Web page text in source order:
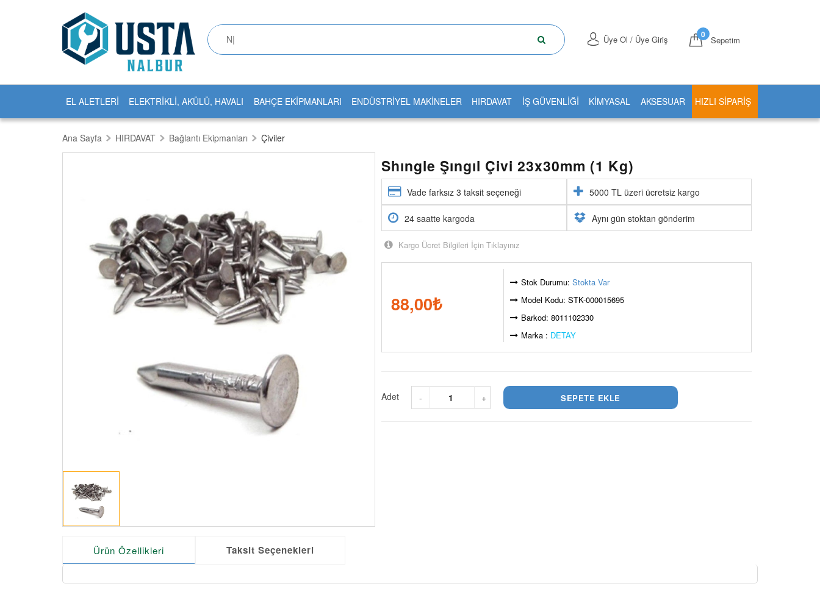
Sepetim
0
Üye Ol / Üye Giriş
EL ALETLERİ ELEKTRİKLİ, AKÜLÜ, HAVALI BAHÇE EKİPMANLARI ENDÜSTRİYEL MAKİNELER HIRDAVAT İŞ GÜVENLİĞİ KİMYASAL AKSESUAR HIZLI SIPARIŞ
Ana Sayfa HIRDAVAT Bağlantı Ekipmanları Çiviler
Shıngle Şıngıl Çivi 23x30mm (1 Kg)
Vade farksız 3 taksit seçeneği 5000 TL üzeri ücretsiz kargo
24 saatte kargoda Aynı gün stoktan gönderim
Kargo Ücret Bilgileri İçin Tıklayınız
88,00₺
Stok Durumu: Stokta Var
Model Kodu: STK-000015695
Barkod: 8011102330
Marka : DETAY
Adet +
-
Ürün Özellikleri Taksit Seçenekleri